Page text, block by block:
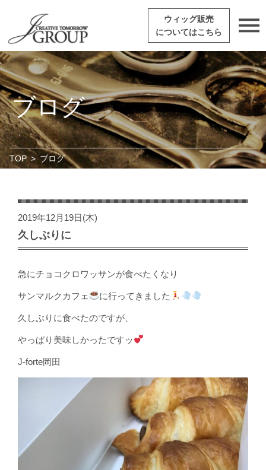
ウィッグ販売
についてはこちら
ブログ
TOP > ブログ
2019年12月19日(木)
久しぶりに
急にチョコクロワッサンが食べたくなり
サンマルクカフェ に行ってきました
久しぶりに食べたのですが、
やっぱり美味しかったですッ
J-forte岡田